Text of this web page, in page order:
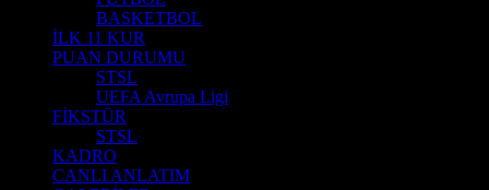
BASKETBOL
İLK 11 KUR
PUAN DURUMU
STSL
UEFA Avrupa Ligi
FİKSTÜR
STSL
KADRO
CANLI ANLATIM